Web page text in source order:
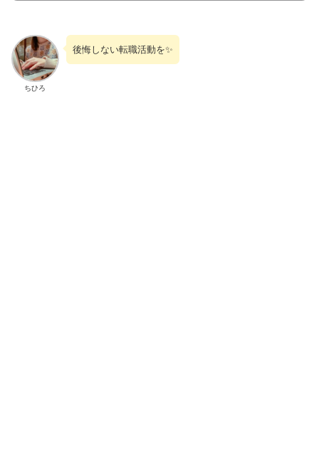
ちひろ
後悔しない転職活動を✨